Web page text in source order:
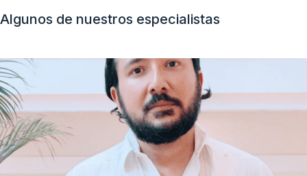
Algunos de nuestros especialistas